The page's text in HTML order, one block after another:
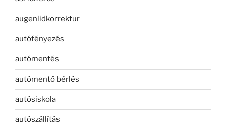
augenlidkorrektur
autófényezés
autómentés
autómentő bérlés
autósiskola
autószállítás